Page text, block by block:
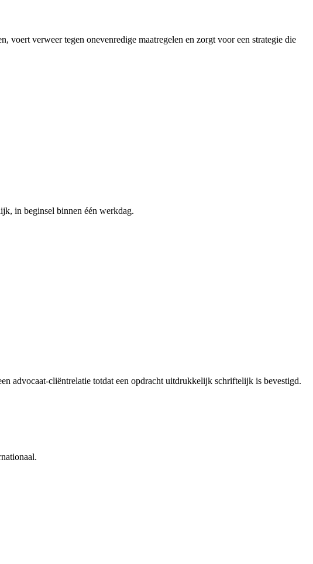
verweer tegen onevenredige maatregelen en zorgt voor een strategie die
in beginsel binnen één werkdag.
advocaat-cliëntrelatie totdat een opdracht uitdrukkelijk schriftelijk is bevestigd.